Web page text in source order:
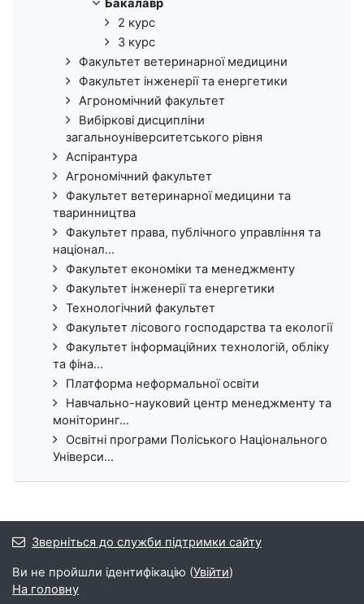
Бакалавр
2 курс
3 курс
Факультет ветеринарної медицини
Факультет інженерії та енергетики
Агрономічний факультет
Вибіркові дисципліни
загальноуніверситетського рівня
Аспірантура
Агрономічний факультет
Факультет ветеринарної медицини та
тваринництва
Факультет права, публічного управління та
націонал...
Факультет економіки та менеджменту
Факультет інженерії та енергетики
Технологічний факультет
Факультет лісового господарства та екології
Факультет інформаційних технологій, обліку
та фіна...
Платформа неформальної освіти
Навчально-науковий центр менеджменту та
моніторинг...
Освітні програми Поліського Національного
Універси...
Зверніться до служби підтримки сайту
Ви не пройшли ідентифікацію (Увійти)
На головну